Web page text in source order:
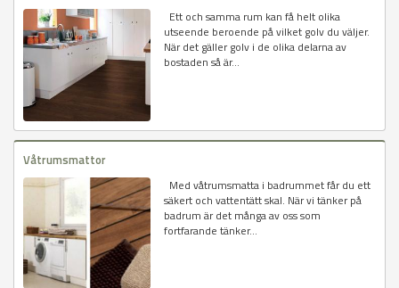
Ett och samma rum kan få helt olika
utseende beroende på vilket golv du väljer.
När det gäller golv i de olika delarna av
bostaden så är...
Våtrumsmattor
Med våtrumsmatta i badrummet får du ett
säkert och vattentätt skal. När vi tänker på
badrum är det många av oss som
fortfarande tänker...